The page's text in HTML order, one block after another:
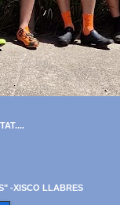
-XISCO LLABRES